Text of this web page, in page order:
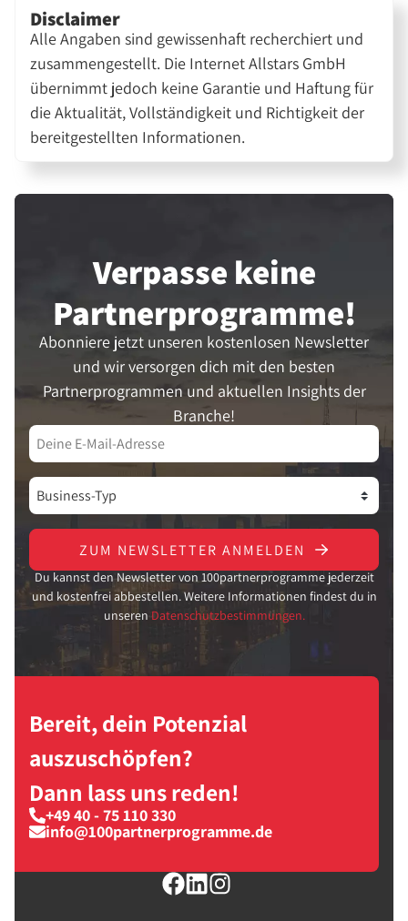
Disclaimer
Alle Angaben sind gewissenhaft recherchiert und
zusammengestellt. Die Internet Allstars GmbH
übernimmt jedoch keine Garantie und Haftung für
die Aktualität, Vollständigkeit und Richtigkeit der
bereitgestellten Informationen.
Verpasse keine
Partner­programme!
Abonniere jetzt unseren kostenlosen Newsletter
und wir versorgen dich mit den besten
Partnerprogrammen und aktuellen Insights der
Branche!
ZUM NEWSLETTER ANMELDEN
Du kannst den Newsletter von 100partnerprogramme jederzeit
und kostenfrei abbestellen. Weitere Informationen findest du in
unseren Datenschutzbestimmungen.
Bereit, dein Potenzial
auszuschöpfen?
Dann lass uns reden!
+49 40 - 75 110 330
info@100partnerprogramme.de